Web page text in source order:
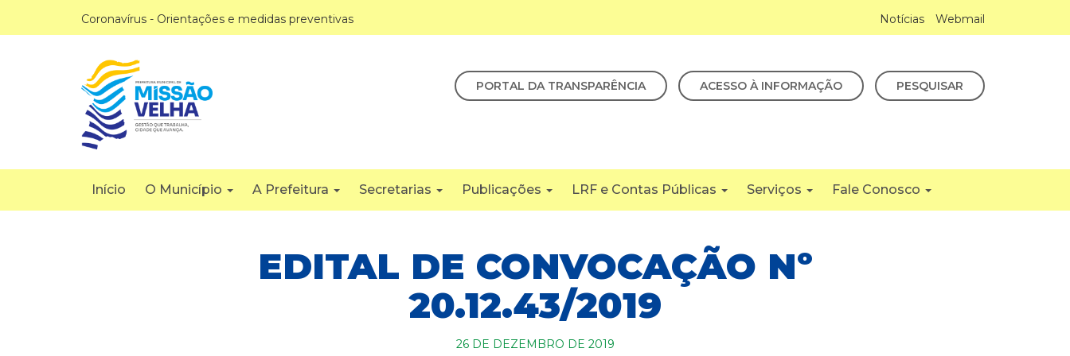
Coronavírus - Orientações e medidas preventivas Notícias Webmail
PORTAL DA TRANSPARÊNCIA ACESSO À INFORMAÇÃO PESQUISAR
Início O Município A Prefeitura Secretarias Publicações LRF e Contas Públicas Serviços Fale Conosco
EDITAL DE CONVOCAÇÃO Nº
20.12.43/2019
26 DE DEZEMBRO DE 2019